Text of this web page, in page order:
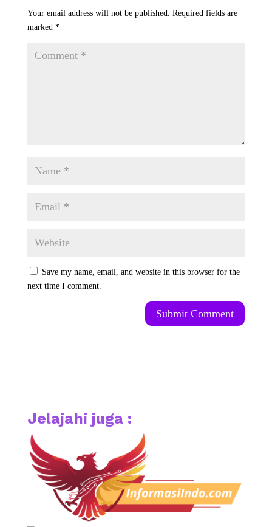
Your email address will not be published. Required fields are
marked *
Save my name, email, and website in this browser for the
next time I comment.
Submit Comment
Jelajahi juga :